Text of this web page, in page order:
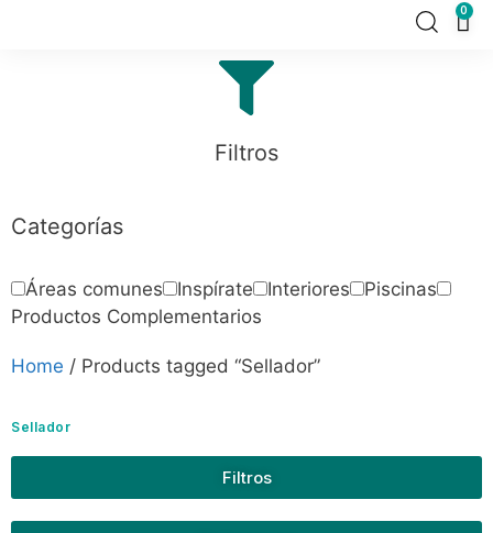
0
Filtros
Categorías
Áreas comunes Inspírate Interiores
Piscinas
Productos Complementarios
Home / Products tagged “Sellador”
Sellador
Filtros